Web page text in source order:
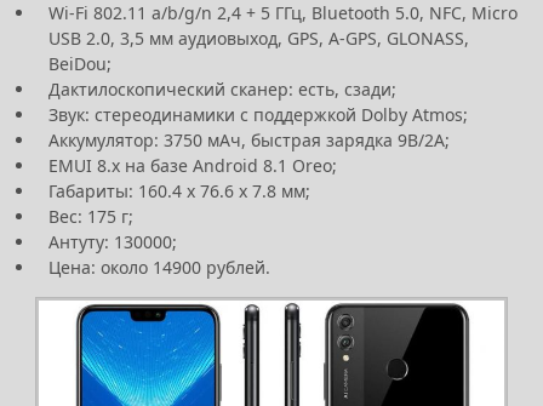
Wi-Fi 802.11 a/b/g/n 2,4 + 5 ГГц, Bluetooth 5.0, NFC, Micro
USB 2.0, 3,5 мм аудиовыход, GPS, A-GPS, GLONASS,
BeiDou;
Дактилоскопический сканер: есть, сзади;
Звук: стереодинамики с поддержкой Dolby Atmos;
Аккумулятор: 3750 мАч, быстрая зарядка 9В/2А;
EMUI 8.x на базе Android 8.1 Oreo;
Габариты: 160.4 х 76.6 х 7.8 мм;
Вес: 175 г;
Антуту: 130000;
Цена: около 14900 рублей.